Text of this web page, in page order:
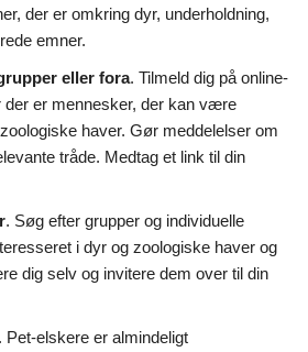
der er omkring dyr, underholdning,
emner.
eller fora. Tilmeld dig på online-
der er mennesker, der kan være
haver. Gør meddelelser om
tråde. Medtag et link til din
. Søg efter grupper og individuelle
i dyr og zoologiske haver og
dig selv og invitere dem over til din
. Pet-elskere er almindeligt